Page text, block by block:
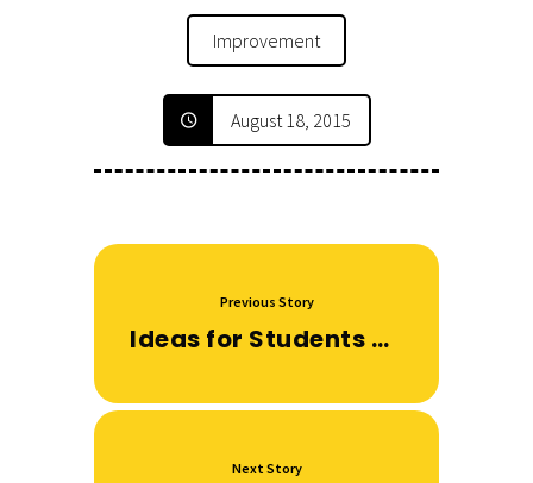
Improvement
August 18, 2015
Previous Story
Ideas for Students not to forget anything
Next Story